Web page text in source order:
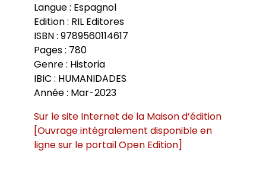
Langue : Espagnol
Edition : RIL Editores
ISBN : 9789560114617
Pages : 780
Genre : Historia
IBIC : HUMANIDADES
Année : Mar-2023
Sur le site Internet de la Maison d’édition
[Ouvrage intégralement disponible en
ligne sur le portail Open Edition]